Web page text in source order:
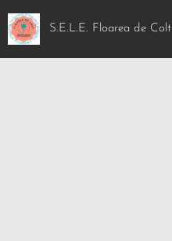
S.E.L.E. Floarea de Colt